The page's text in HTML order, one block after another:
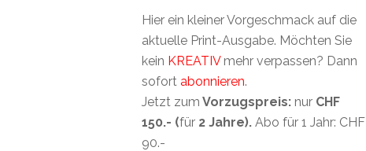
Hier ein kleiner Vorgeschmack auf die
aktuelle Print-Ausgabe. Möchten Sie
kein KREATIVmehr verpassen? Dann
sofort abonnieren.
Jetzt zum Vorzugspreis: nur CHF
150.- (für 2 Jahre). Abo für 1 Jahr: CHF
90.-